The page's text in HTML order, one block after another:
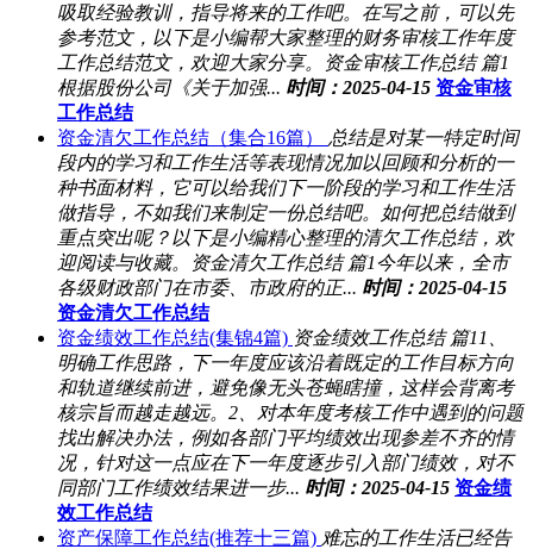
吸取经验教训，指导将来的工作吧。在写之前，可以先
参考范文，以下是小编帮大家整理的财务审核工作年度
工作总结范文，欢迎大家分享。资金审核工作总结 篇1
根据股份公司《关于加强... 时间：2025-04-15 资金审核
工作总结
资金清欠工作总结（集合16篇）
总结是对某一特定时间
段内的学习和工作生活等表现情况加以回顾和分析的一
种书面材料，它可以给我们下一阶段的学习和工作生活
做指导，不如我们来制定一份总结吧。如何把总结做到
重点突出呢？以下是小编精心整理的清欠工作总结，欢
迎阅读与收藏。资金清欠工作总结 篇1今年以来，全市
各级财政部门在市委、市政府的正... 时间：2025-04-15
资金清欠工作总结
资金绩效工作总结(集锦4篇) 资金绩效工作总结 篇11、
明确工作思路，下一年度应该沿着既定的工作目标方向
和轨道继续前进，避免像无头苍蝇瞎撞，这样会背离考
核宗旨而越走越远。2、对本年度考核工作中遇到的问题
找出解决办法，例如各部门平均绩效出现参差不齐的情
况，针对这一点应在下一年度逐步引入部门绩效，对不
同部门工作绩效结果进一步... 时间：2025-04-15 资金绩
效工作总结
资产保障工作总结(推荐十三篇) 难忘的工作生活已经告